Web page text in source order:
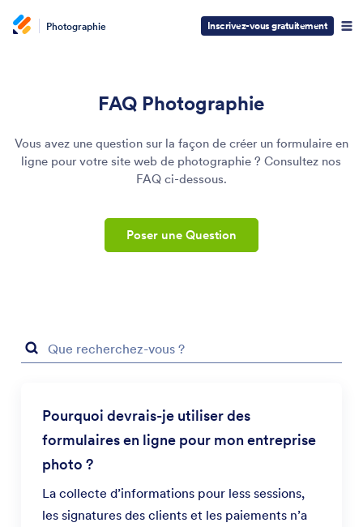
Photographie Inscrivez-vous gratuitement
FAQ Photographie
Vous avez une question sur la façon de créer un formulaire en
ligne pour votre site web de photographie ? Consultez nos
FAQ ci-dessous.
Poser une Question
Pourquoi devrais-je utiliser des
formulaires en ligne pour mon entreprise
photo ?
La collecte d’informations pour less sessions,
les signatures des clients et les paiements n’a